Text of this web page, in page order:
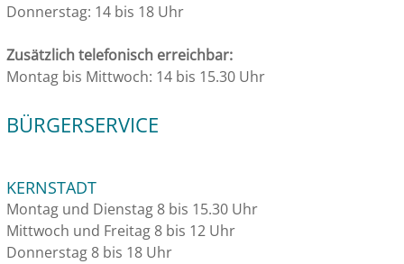
Donnerstag: 14 bis 18 Uhr
Zusätzlich telefonisch erreichbar:
Montag bis Mittwoch: 14 bis 15.30 Uhr
BÜRGERSERVICE
KERNSTADT
Montag und Dienstag 8 bis 15.30 Uhr
Mittwoch und Freitag 8 bis 12 Uhr
Donnerstag 8 bis 18 Uhr